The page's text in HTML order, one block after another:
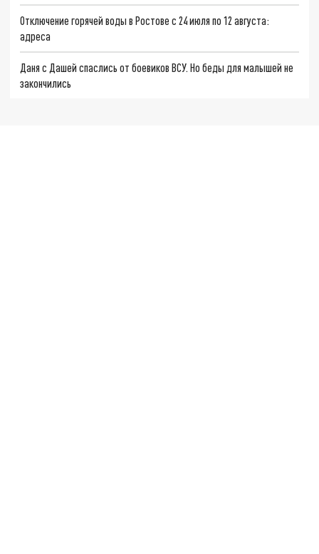
Отключение горячей воды в Ростове с 24 июля по 12 августа:
адреса
Даня с Дашей спаслись от боевиков ВСУ. Но беды для малышей не
закончились